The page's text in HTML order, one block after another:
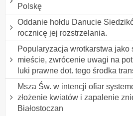
Polskę
Oddanie hołdu Danucie
rocznicę jej rozstrzelania.
Popularyzacja wrotkarstwa jako
mieście, zwrócenie uwagi na
luki prawne dot. tego środka
Msza Św. w intencji ofiar
złożenie kwiatów i zapalenie
Białostoczan